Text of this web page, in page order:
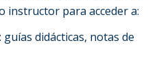
instructor para acceder a:
didácticas, notas de